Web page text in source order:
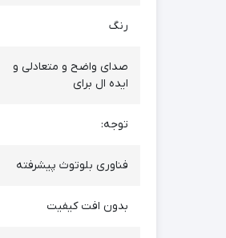
رنگ
صدای واضح و متعادلی و
ایده ال برای
توجه:
فناوری بلوتوث پیشرفته
بدون افت کیفیت